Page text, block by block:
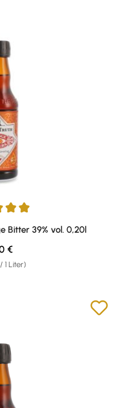
von 5 von 5 Sternen
Bitter 39% vol. 0,20l
1 Liter)
Preis:
€